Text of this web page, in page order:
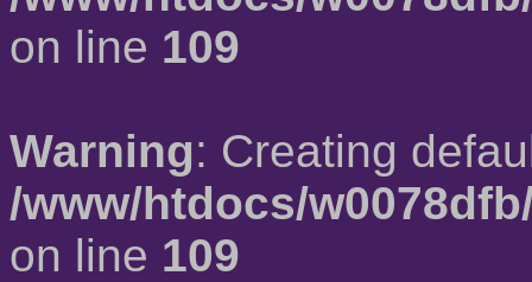
on line 109
Warning: Creating
/www/htdocs/
on line 109